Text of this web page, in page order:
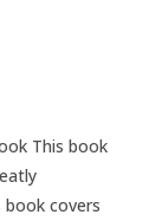
This book
covers